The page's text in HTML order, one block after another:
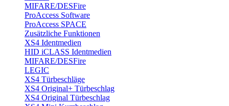
MIFARE/DESFire
ProAccess Software
ProAccess SPACE
Zusätzliche Funktionen
XS4 Identmedien
HID iCLASS Identmedien
MIFARE/DESFire
LEGIC
XS4 Türbeschläge
XS4 Original+ Türbeschlag
XS4 Original Türbeschlag